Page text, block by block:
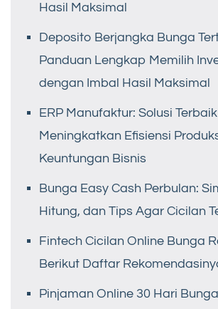
Hasil Maksimal
Deposito Berjangka Bunga
Panduan Lengkap Memilih
dengan Imbal Hasil Maksimal
ERP Manufaktur: Solusi
Meningkatkan Efisiensi
Keuntungan Bisnis
Bunga Easy Cash Perbulan:
Hitung, dan Tips Agar Cicilan
Fintech Cicilan Online Bunga
Berikut Daftar
Pinjaman Online 30 Hari